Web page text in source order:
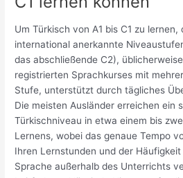
Um Türkisch von A1 bis C1 zu
international anerkannte
das abschließende C2),
registrierten Sprachkurses mit
Stufe, unterstützt durch tägliches
Die meisten Ausländer erreichen ein
Türkischniveau in etwa einem bis
Lernens, wobei das genaue Tempo
Ihren Lernstunden und der
Sprache außerhalb des Unterrichts